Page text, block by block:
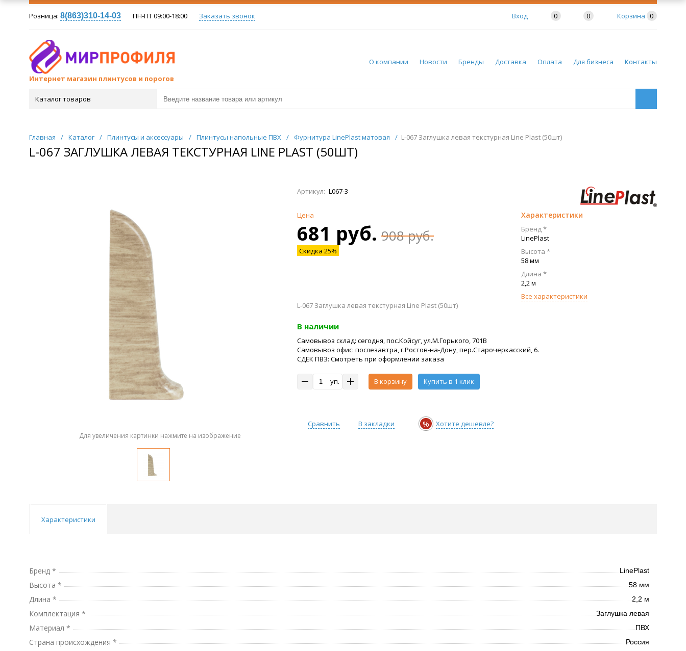
Розница: 8(863)310-14-03 ПН-ПТ 09:00-18:00 Заказать звонок Вход 0 0 Корзина 0
Интернет магазин плинтусов и порогов
О компании Новости Бренды Доставка Оплата Для бизнеса Контакты
Каталог товаров
Главная / Каталог / Плинтусы и аксессуары / Плинтусы напольные ПВХ / Фурнитура LinePlast матовая / L-067 Заглушка левая текстурная Line Plast (50шт)
L-067 ЗАГЛУШКА ЛЕВАЯ ТЕКСТУРНАЯ LINE PLAST (50ШТ)
Для увеличения картинки нажмите на изображение
Артикул: L067-3
Цена
681 руб. 908 руб.
Скидка 25%
Характеристики
Бренд *
LinePlast
Высота *
58 мм
Длина *
2,2 м
Все характеристики
L-067 Заглушка левая текстурная Line Plast (50шт)
В наличии
Самовывоз склад: сегодня, пос.Койсуг, ул.М.Горького, 701В
Самовывоз офис: послезавтра, г.Ростов-на-Дону, пер.Старочеркасский, 6.
СДЕК ПВЗ: Смотреть при оформлении заказа
уп. В корзину Купить в 1 клик
Сравнить В закладки % Хотите дешевле?
Характеристики
Бренд * LinePlast
Высота * 58 мм
Длина * 2,2 м
Комплектация * Заглушка левая
Материал * ПВХ
Страна происхождения * Россия